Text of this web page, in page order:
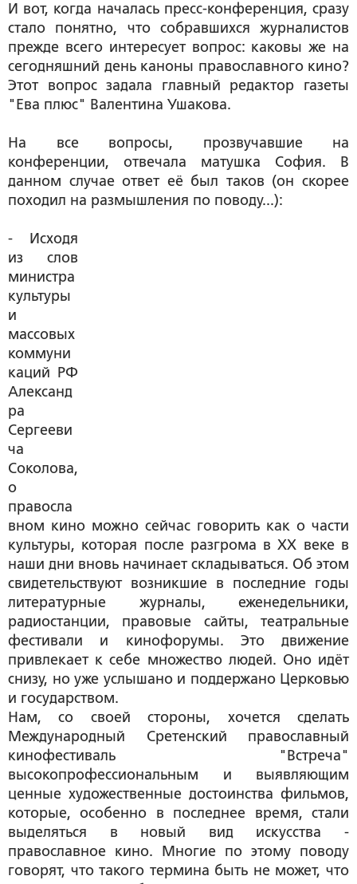
И вот, когда началась пресс-конференция, сразу
стало понятно, что собравшихся журналистов
прежде всего интересует вопрос: каковы же на
сегодняшний день каноны православного кино?
Этот вопрос задала главный редактор газеты
"Ева плюс" Валентина Ушакова.
На все вопросы, прозвучавшие на
конференции, отвечала матушка София. В
данном случае ответ её был таков (он скорее
походил на размышления по поводу...):
- Исходя
из слов
министра
культуры
и
массовых
коммуни
каций РФ
Александ
ра
Сергееви
ча
Соколова,
о
правосла
вном кино можно сейчас говорить как о части
культуры, которая после разгрома в XX веке в
наши дни вновь начинает складываться. Об этом
свидетельствуют возникшие в последние годы
литературные журналы, еженедельники,
радиостанции, правовые сайты, театральные
фестивали и кинофорумы. Это движение
привлекает к себе множество людей. Оно идёт
снизу, но уже услышано и поддержано Церковью
и государством.
Нам, со своей стороны, хочется сделать
Международный Сретенский православный
кинофестиваль "Встреча"
высокопрофессиональным и выявляющим
ценные художественные достоинства фильмов,
которые, особенно в последнее время, стали
выделяться в новый вид искусства -
православное кино. Многие по этому поводу
говорят, что такого термина быть не может, что